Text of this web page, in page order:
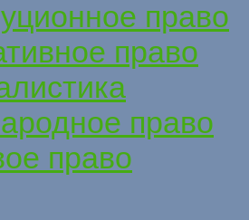
право
право
право
право